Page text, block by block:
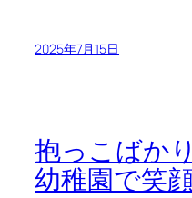
2025年7月15日
抱っこばか
幼稚園で笑